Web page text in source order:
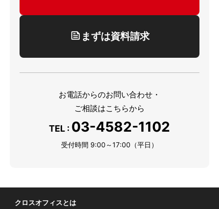
まずは資料請求
お電話からのお問い合わせ・
ご相談はこちらから
TEL : 03-4582-1102
受付時間 9:00～17:00（平日）
クロスオフィスとは